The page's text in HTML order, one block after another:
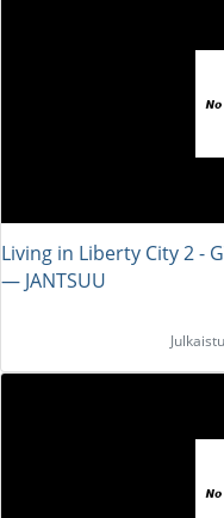
Living in Liberty City 2 -
― JANTSUU